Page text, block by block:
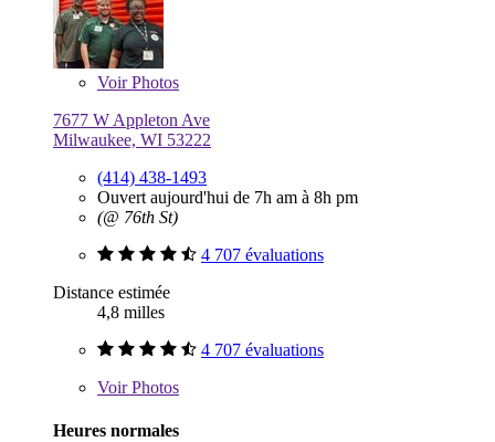
VoirPhotos
7677 W Appleton Ave
Milwaukee, WI 53222
(414) 438-1493
Ouvert aujourd'hui de 7h am à 8h pm
(@ 76th St)
4 707 évaluations
Distance estimée
4,8 milles
4 707 évaluations
VoirPhotos
Heures normales